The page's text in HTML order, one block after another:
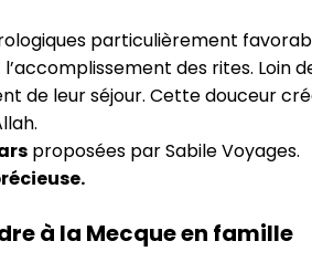
particulièrement
des rites. Loin
de leur séjour. Cette douceur
proposées par Sabile Voyages.
à la Mecque en famille